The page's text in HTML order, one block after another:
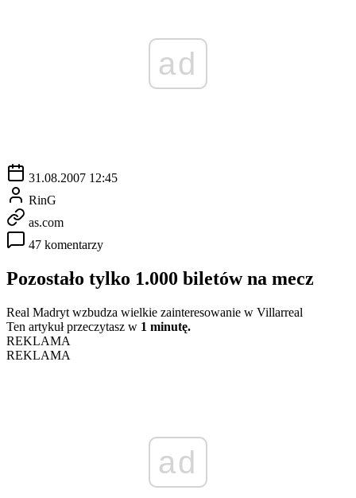
ad
31.08.2007 12:45
RinG
as.com
47 komentarzy
Pozostało tylko 1.000 biletów na mecz
Real Madryt wzbudza wielkie zainteresowanie w Villarreal
Ten artykuł przeczytasz w 1 minutę.
REKLAMA
REKLAMA
ad